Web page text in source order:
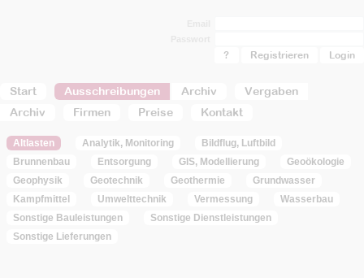
Start Ausschreibungen Archiv
Vergaben
Archiv
Firmen Preise Kontakt
? Registrieren
Altlasten Analytik, Monitoring
Bildflug, Luftbild
Brunnenbau
Entsorgung GIS, Modellierung
Geoökologie
Geophysik
Geotechnik Geothermie
Grundwasser
Kampfmittel
Umwelttechnik Vermessung
Wasserbau
Sonstige Bauleistungen
Sonstige Dienstleistungen
Sonstige Lieferungen